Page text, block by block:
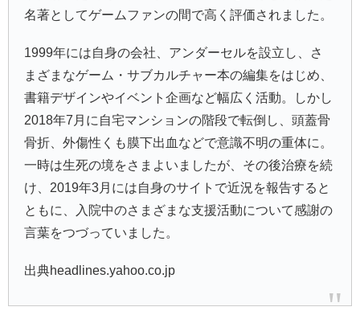
名著としてゲームファンの間で高く評価されました。
1999年には自身の会社、アンダーセルを設立し、さ
まざまなゲーム・サブカルチャー本の編集をはじめ、
書籍デザインやイベント企画など幅広く活動。しかし
2018年7月に自宅マンションの階段で転倒し、頭蓋骨
骨折、外傷性くも膜下出血などで意識不明の重体に。
一時は生死の境をさまよいましたが、その後治療を続
け、2019年3月には自身のサイトで近況を報告すると
ともに、入院中のさまざまな支援活動について感謝の
言葉をつづっていました。
出典headlines.yahoo.co.jp